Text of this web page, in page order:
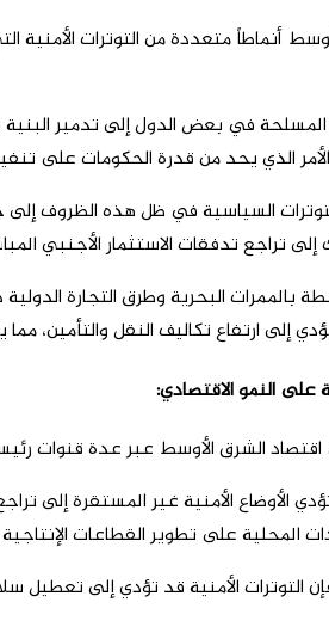
أنماطاً متعددة من التوترات الأمنية
في بعض الدول إلى تدمير البنية
الذي يحد من قدرة الحكومات على
السياسية في ظل هذه الظروف إلى
تراجع تدفقات الاستثمار الأجنبي
بالممرات البحرية وطرق التجارة
إلى ارتفاع تكاليف النقل والتأمين،
اقتصاد الشرق الأوسط عبر عدة قنوات
الأوضاع الأمنية غير المستقرة إلى
المحلية على تطوير القطاعات
التوترات الأمنية قد تؤدي إلى تعطيل